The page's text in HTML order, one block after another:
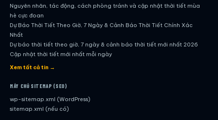
Nguyên nhân, tác động, cách phòng tránh và cập nhật thời tiết mùa
hè cực đoan
Dự Báo Thời Tiết Theo Giờ, 7 Ngày & Cảnh Báo Thời Tiết Chính Xác
Nhất
Dự báo thời tiết theo giờ, 7 ngày & cảnh báo thời tiết mới nhất 2026
Cập nhật thời tiết mới nhất mỗi ngày
Hướng dẫn đầy đủ về dự báo thời tiết hiện đại
Dự Báo Thời Tiết Theo Giờ, 7 Ngày & Cảnh Báo Thời Tiết Chính Xác
Công Cụ Không Thể Thiếu Trong Cuộc Sống Hiện Đại
Dự Báo Theo Giờ, 7 Ngày & Cảnh Báo Thời Tiết – Công Cụ Không Thể
Xem tất cả tin →
MÁY CHỦ SITEMAP (SEO)
wp-sitemap.xml (WordPress)
sitemap.xml (nếu có)